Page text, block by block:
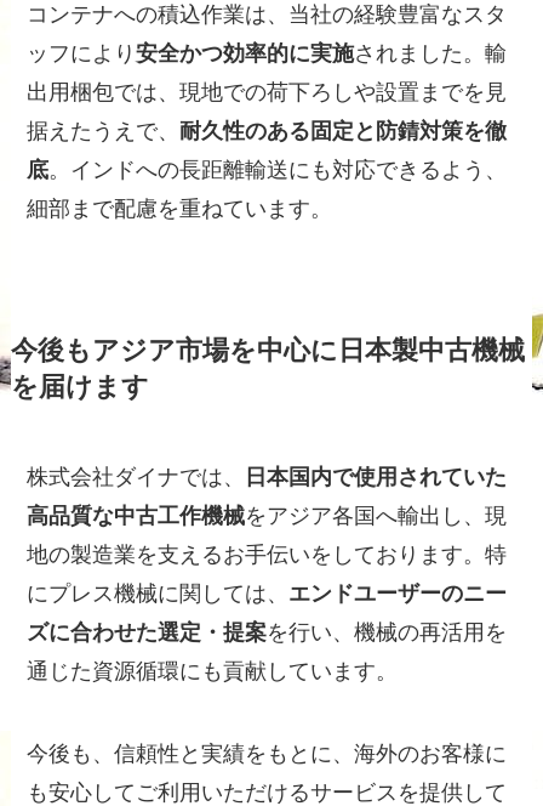
コンテナへの積込作業は、当社の経験豊富なスタ
ッフにより安全かつ効率的に実施されました。輸
出用梱包では、現地での荷下ろしや設置までを見
据えたうえで、 耐久性のある固定と防錆対策を徹
底。インドへの長距離輸送にも対応できるよう、
細部まで配慮を重ねています。
今後もアジア市場を中心に日本製中古機械
を届けます
株式会社ダイナでは、
日本国内で使用されていた
高品質な中古工作機械をアジア各国へ輸出し、現
地の製造業を支えるお手伝いをしております。特
にプレス機械に関しては、 エンドユーザーのニー
ズに合わせた選定・提案を行い、機械の再活用を
通じた資源循環にも貢献しています。
今後も、信頼性と実績をもとに、海外のお客様に
も安心してご利用いただけるサービスを提供して